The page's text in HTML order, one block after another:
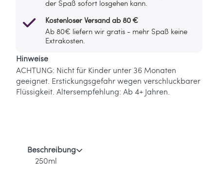
der Spaß sofort losgehen kann.
Kostenloser Versand ab 80 €
Ab 80€ liefern wir gratis - mehr Spaß keine
Extrakosten.
Hinweise
ACHTUNG: Nicht für Kinder unter 36 Monaten
geeignet. Erstickungsgefahr wegen verschluckbarer
Flüssigkeit. Altersempfehlung: Ab 4+ Jahren.
Beschreibung
250ml